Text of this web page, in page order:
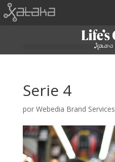
Serie 4
por Webedia Brand Services